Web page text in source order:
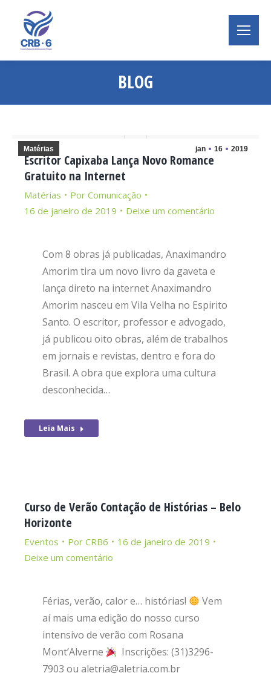
BLOG
Você está aqui:
jan 16 2019
Matérias
Escritor Capixaba Lança Novo Romance
Gratuito na Internet
Matérias Por Comunicação
16 de janeiro de 2019
Deixe um comentário
Com 8 obras já publicadas, Anaximandro
Amorim tira um novo livro da gaveta e
lança direto na internet Anaximandro
Amorim nasceu em Vila Velha no Espirito
Santo. O escritor, professor e advogado,
já publicou oito obras, além de trabalhos
em jornais e revistas, dentro e fora do
Brasil. A obra que explora uma cultura
desconhecida…
Leia Mais
Curso de Verão Contação de Histórias – Belo
Horizonte
Eventos Por CRB6
16 de janeiro de 2019
Deixe um comentário
Férias, verão, calor e… histórias!
Vem
aí mais uma edição do nosso curso
intensivo de verão com Rosana
Mont’Alverne
Inscrições: (31)3296-
7903 ou aletria@aletria.com.br